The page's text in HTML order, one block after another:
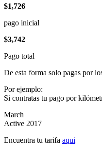
$1,726
pago inicial
$3,742
Pago total
De esta forma solo pagas por
Por ejemplo:
Si contratas tu pago por
March
Active 2017
Encuentra tu tarifa aqui